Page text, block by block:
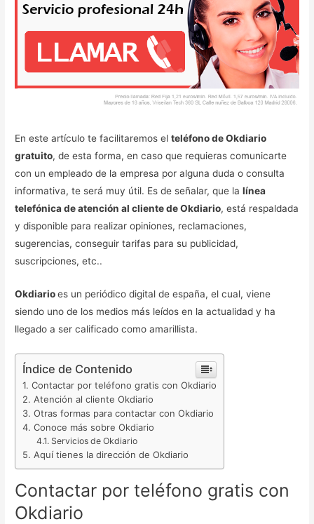
En este artículo te facilitaremos elteléfono de Okdiario
gratuito, de esta forma, en caso que requieras comunicarte
con un empleado de la empresa por alguna duda o consulta
informativa, te será muy útil. Es de señalar, que lalínea
telefónica de atención al cliente de Okdiario, está respaldada
y disponible para realizar opiniones, reclamaciones,
sugerencias, conseguir tarifas para su publicidad,
suscripciones, etc..
Okdiarioes un periódico digital de españa, el cual, viene
siendo uno de los medios más leídos en la actualidad y ha
llegado a ser calificado como amarillista.
Índice de Contenido
Contactar por teléfono gratis con Okdiario
Atención al cliente Okdiario
Otras formas para contactar con Okdiario
Conoce más sobre Okdiario
Servicios de Okdiario
Aquí tienes la dirección de Okdiario
Contactar por teléfono gratis con
Okdiario